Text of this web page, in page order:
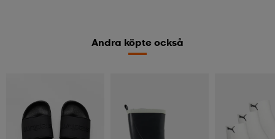
Andra köpte också